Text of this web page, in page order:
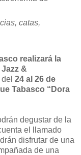
catas,
realizará la
&
24 al 26 de
Tabasco “Dora
degustar de la
el llamado
disfrutar de una
de una